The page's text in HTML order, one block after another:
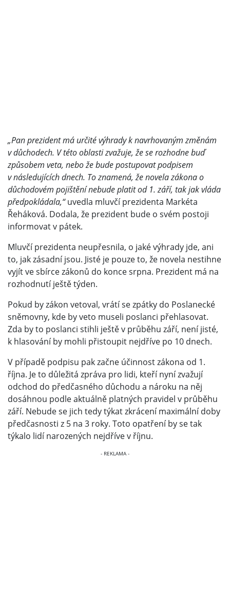
„Pan prezident má určité výhrady k navrhovaným změnám
v důchodech. V této oblasti zvažuje, že se rozhodne buď
způsobem veta, nebo že bude postupovat podpisem
v následujících dnech. To znamená, že novela zákona o
důchodovém pojištění nebude platit od 1. září, tak jak vláda
předpokládala,“uvedla mluvčí prezidenta Markéta
Řeháková. Dodala, že prezident bude o svém postoji
informovat v pátek.
Mluvčí prezidenta neupřesnila, o jaké výhrady jde, ani
to, jak zásadní jsou. Jisté je pouze to, že novela nestihne
vyjít ve sbírce zákonů do konce srpna. Prezident má na
rozhodnutí ještě týden.
Pokud by zákon vetoval, vrátí se zpátky do Poslanecké
sněmovny, kde by veto museli poslanci přehlasovat.
Zda by to poslanci stihli ještě v průběhu září, není jisté,
k hlasování by mohli přistoupit nejdříve po 10 dnech.
V případě podpisu pak začne účinnost zákona od 1.
října. Je to důležitá zpráva pro lidi, kteří nyní zvažují
odchod do předčasného důchodu a nároku na něj
dosáhnou podle aktuálně platných pravidel v průběhu
září. Nebude se jich tedy týkat zkrácení maximální doby
předčasnosti z 5 na 3 roky. Toto opatření by se tak
týkalo lidí narozených nejdříve v říjnu.